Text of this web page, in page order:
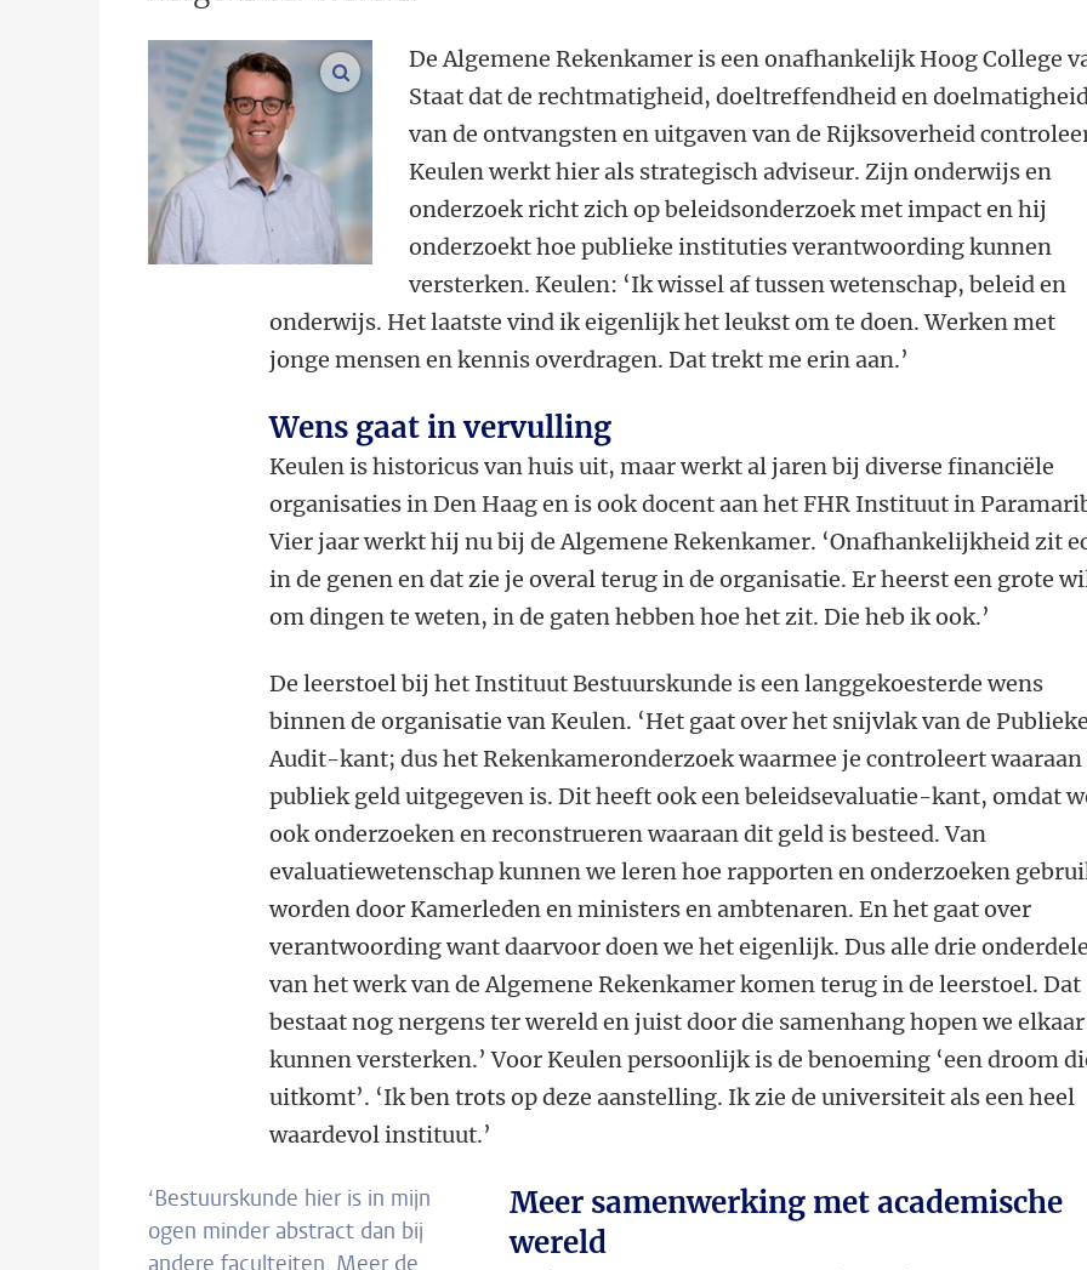
vergroot afbeeldingen
De Algemene Rekenkamer is een onafhankelijk Hoog College
Staat dat de rechtmatigheid, doeltreffendheid en
van de ontvangsten en uitgaven van de Rijksoverheid
Keulen werkt hier als strategisch adviseur. Zijn onderwijs en
onderzoek richt zich op beleidsonderzoek met impact en hij
onderzoekt hoe publieke instituties verantwoording kunnen
versterken. Keulen: ‘Ik wissel af tussen wetenschap, beleid en
onderwijs. Het laatste vind ik eigenlijk het leukst om te doen. Werken met
jonge mensen en kennis overdragen. Dat trekt me erin aan.’
Wens gaat in vervulling
Keulen is historicus van huis uit, maar werkt al jaren bij diverse financiële
organisaties in Den Haag en is ook docent aan het FHR Instituut in
Vier jaar werkt hij nu bij de Algemene Rekenkamer. ‘Onafhankelijkheid zit
in de genen en dat zie je overal terug in de organisatie. Er heerst een grote
om dingen te weten, in de gaten hebben hoe het zit. Die heb ik ook.’
De leerstoel bij het Instituut Bestuurskunde is een langgekoesterde wens
binnen de organisatie van Keulen. ‘Het gaat over het snijvlak van de Publieke
Audit-kant; dus het Rekenkameronderzoek waarmee je controleert waaraan
publiek geld uitgegeven is. Dit heeft ook een beleidsevaluatie-kant, omdat
ook onderzoeken en reconstrueren waaraan dit geld is besteed. Van
evaluatiewetenschap kunnen we leren hoe rapporten en onderzoeken
worden door Kamerleden en ministers en ambtenaren. En het gaat over
verantwoording want daarvoor doen we het eigenlijk. Dus alle drie
van het werk van de Algemene Rekenkamer komen terug in de leerstoel. Dat
bestaat nog nergens ter wereld en juist door die samenhang hopen we
kunnen versterken.’ Voor Keulen persoonlijk is de benoeming ‘een droom
uitkomt’. ‘Ik ben trots op deze aanstelling. Ik zie de universiteit als een heel
waardevol instituut.’
‘Bestuurskunde hier is in mijn
ogen minder abstract dan bij
andere faculteiten. Meer de
Meer samenwerking met academische
wereld